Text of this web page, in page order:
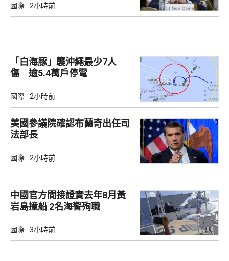
國際 2小時前
「白海豚」襲沖繩最少7人
傷 逾5.4萬戶停電
國際 2小時前
美國參議院確認布蘭奇出任司
法部長
國際 2小時前
中國官方間接證實去年8月黃
岩島撞船 2名海警殉職
國際 3小時前